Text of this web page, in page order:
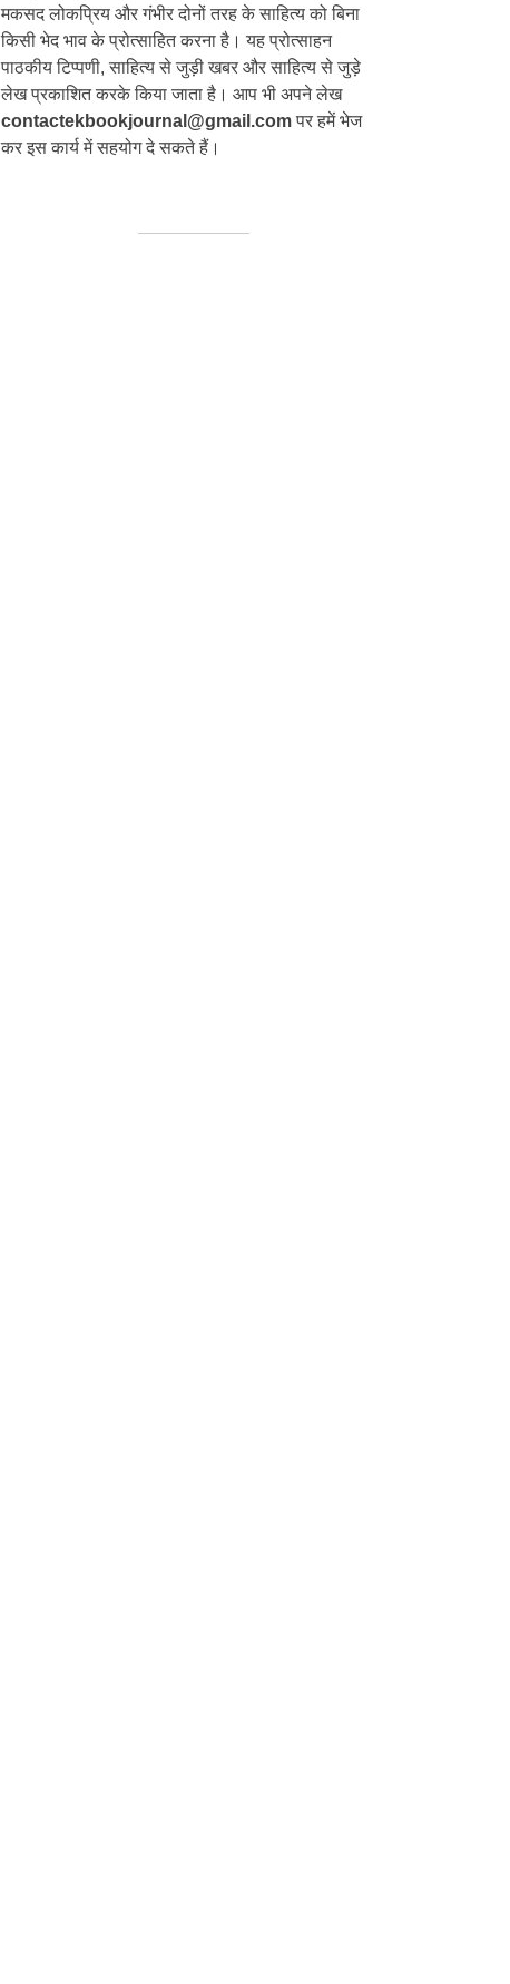
मकसद लोकप्रिय और गंभीर दोनों तरह के साहित्य को बिना
किसी भेद भाव के प्रोत्साहित करना है। यह प्रोत्साहन
पाठकीय टिप्पणी, साहित्य से जुड़ी खबर और साहित्य से जुड़े
लेख प्रकाशित करके किया जाता है। आप भी अपने लेख
contactekbookjournal@gmail.comपर हमें भेज
कर इस कार्य में सहयोग दे सकते हैं।